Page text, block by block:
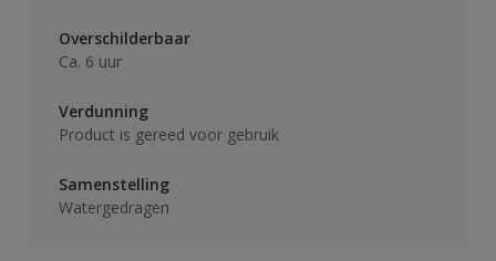
Overschilderbaar
Ca. 6 uur
Verdunning
Product is gereed voor gebruik
Samenstelling
Watergedragen